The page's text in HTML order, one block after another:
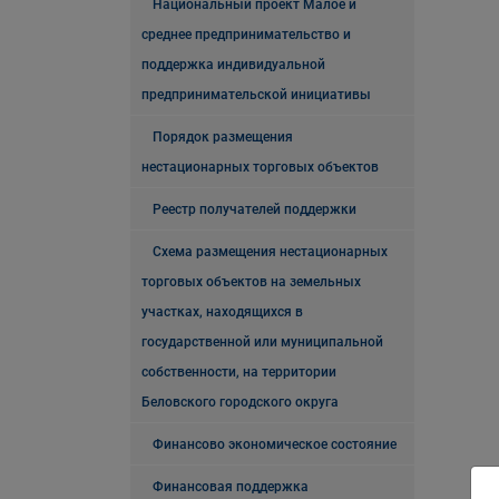
Национальный проект Малое и
среднее предпринимательство и
поддержка индивидуальной
предпринимательской инициативы
Порядок размещения
нестационарных торговых объектов
Реестр получателей поддержки
Схема размещения нестационарных
торговых объектов на земельных
участках, находящихся в
государственной или муниципальной
собственности, на территории
Беловского городского округа
Финансово экономическое состояние
Финансовая поддержка